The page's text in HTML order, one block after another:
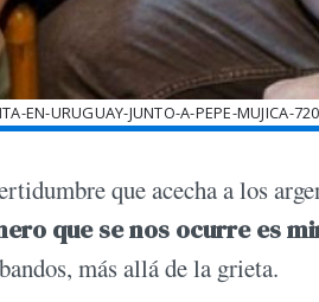
EN-URUGUAY-JUNTO-A-PEPE-MUJICA-
que acecha a los
que se nos ocurre es
más allá de la grieta.